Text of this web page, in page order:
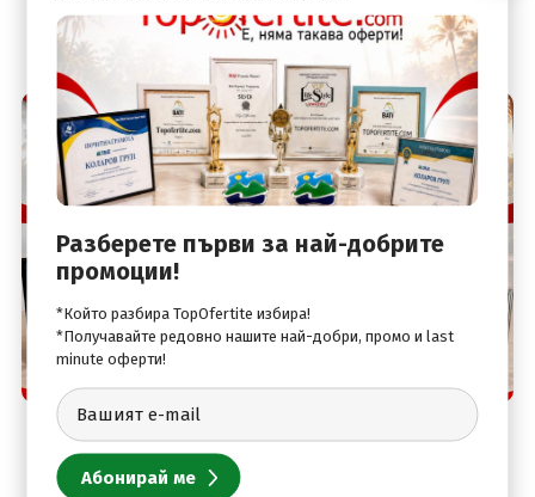
Защо да изберете нас
TopOfertite.com - най-предпочитан онлайн сайт
за почивки и услуги с отстъпки
При нас ще намерите оферти за
Разберете първи за най-добрите
промоции!
*Който разбира TopOfertite избира!
*Получавайте редовно нашите най-добри, промо и last
minute оферти!